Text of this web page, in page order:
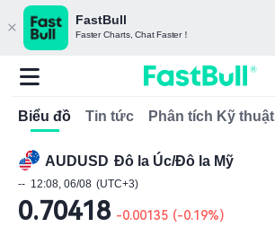
FastBull
Faster Charts, Chat Faster！
Biểu đồ Tin tức Phân tích Kỹ thuật
AUDUSD Đô la Úc/Đô la Mỹ
-- 12:08, 06/08 (UTC+3)
0.70418 -0.00135 (-0.19%)